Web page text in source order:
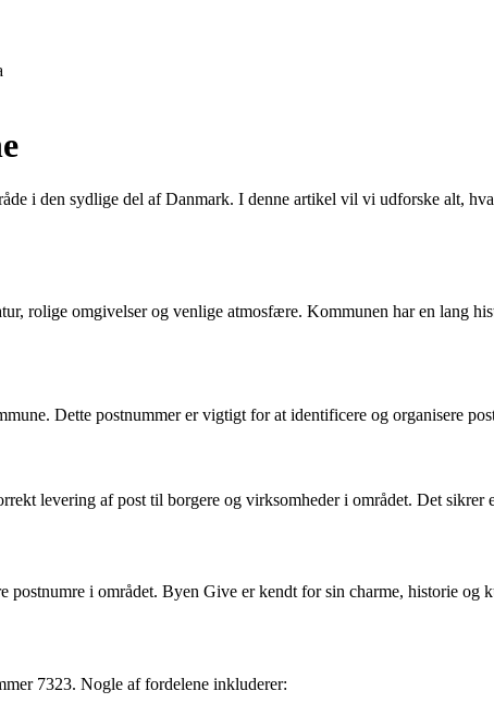
i den sydlige del af Danmark. I denne artikel vil vi udforske alt,
rolige omgivelser og venlige atmosfære. Kommunen har en lang
Dette postnummer er vigtigt for at identificere og organisere
levering af post til borgere og virksomheder i området. Det
i området. Byen Give er kendt for sin charme, historie og
7323. Nogle af fordelene inkluderer: